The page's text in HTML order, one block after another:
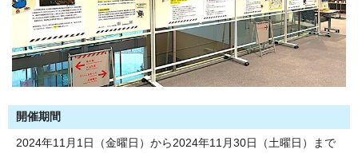
開催期間
2024年11月1日（金曜日）から2024年11月30日（土曜日）まで